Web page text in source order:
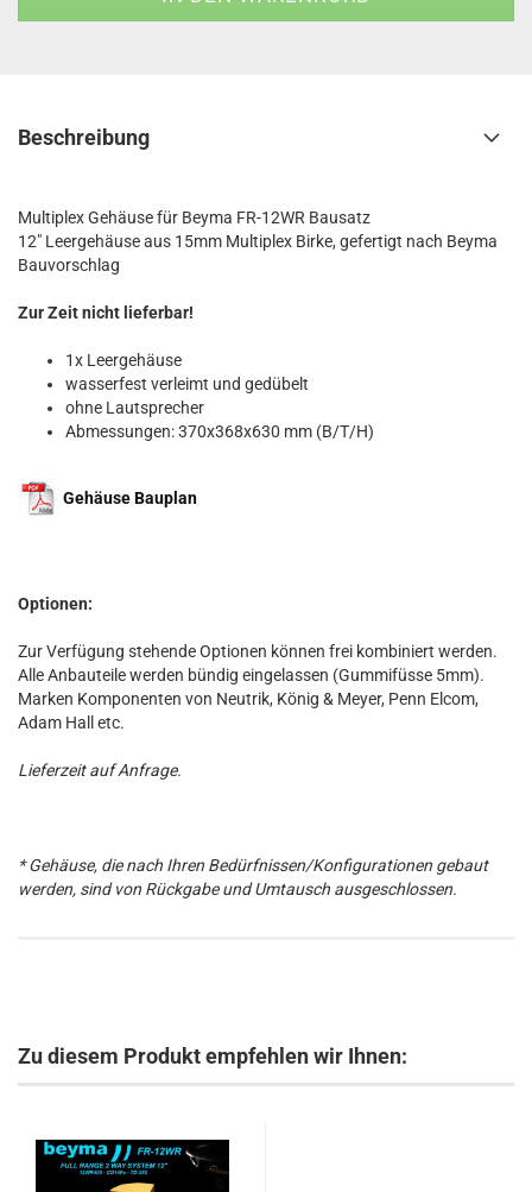
Beschreibung
Multiplex Gehäuse für Beyma FR-12WR Bausatz
12" Leergehäuse aus 15mm Multiplex Birke, gefertigt nach Beyma
Bauvorschlag
Zur Zeit nicht lieferbar!
1x Leergehäuse
wasserfest verleimt und gedübelt
ohne Lautsprecher
Abmessungen: 370x368x630 mm (B/T/H)
Gehäuse Bauplan
Optionen:
Zur Verfügung stehende Optionen können frei kombiniert werden.
Alle Anbauteile werden bündig eingelassen (Gummifüsse 5mm).
Marken Komponenten von Neutrik, König & Meyer, Penn Elcom,
Adam Hall etc.
Lieferzeit auf Anfrage.
* Gehäuse, die nach Ihren Bedürfnissen/Konfigurationen gebaut
werden, sind von Rückgabe und Umtausch ausgeschlossen.
Zu diesem Produkt empfehlen wir Ihnen: